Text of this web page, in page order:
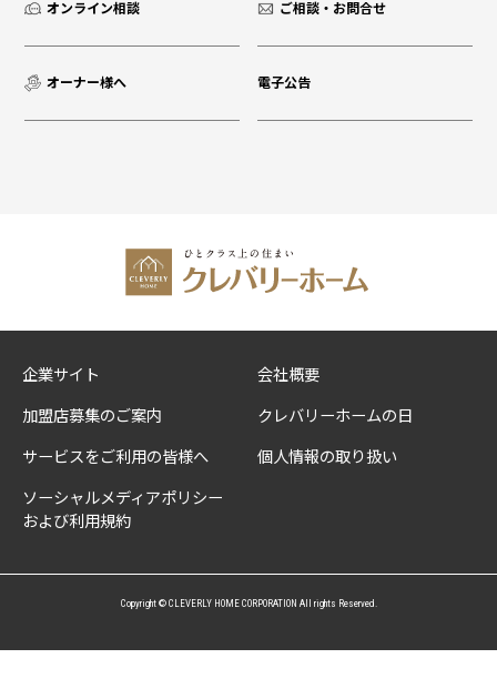
オンライン相談 ご相談・お問合せ
オーナー様へ 電子公告
企業サイト 会社概要
加盟店募集のご案内 クレバリーホームの日
サービスをご利用の皆様へ 個人情報の取り扱い
ソーシャルメディアポリシー
および利用規約
Copyright © CLEVERLY HOME CORPORATION All rights Reserved.